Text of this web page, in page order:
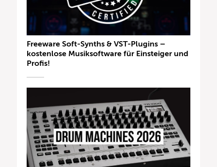
Freeware Soft-Synths & VST-Plugins –
kostenlose Musiksoftware für Einsteiger und
Profis!